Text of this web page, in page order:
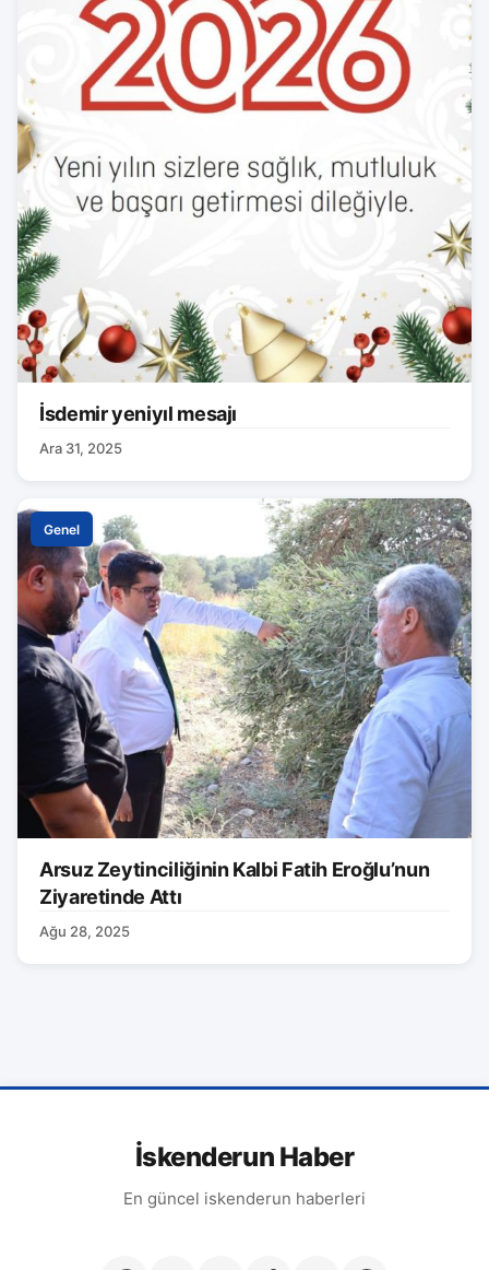
İsdemir yeniyıl mesajı
Ara 31, 2025
Genel
Arsuz Zeytinciliğinin Kalbi Fatih Eroğlu’nun
Ziyaretinde Attı
Ağu 28, 2025
İskenderun Haber
En güncel iskenderun haberleri